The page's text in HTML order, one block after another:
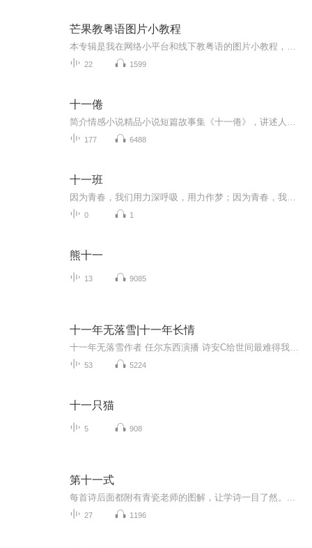
芒果教粤语图片小教程
22 1599
十一倦
177 6488
十一班
0 1
熊十一
13 9085
十一年无落雪|十一年长情
53 5224
十一只猫
5 908
第十一式
每首诗后面都附有青瓷老师的图解，让学诗一目了然。...
27 1196